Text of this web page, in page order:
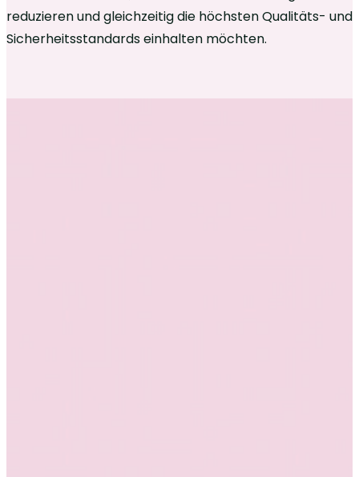
reduzieren und gleichzeitig die höchsten Qualitäts- und
Sicherheitsstandards einhalten möchten.